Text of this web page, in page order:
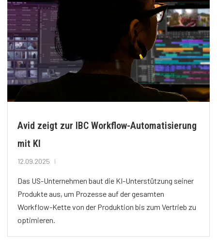
Avid zeigt zur IBC Workflow-Automatisierung
mit KI
12.09.2025
Das US-Unternehmen baut die KI-Unterstützung seiner
Produkte aus, um Prozesse auf der gesamten
Workflow-Kette von der Produktion bis zum Vertrieb zu
optimieren.